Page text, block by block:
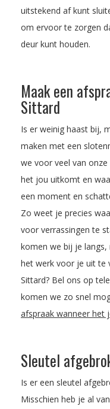
uitstekend af kunt
om ervoor te zorgen
deur kunt houden.
Maak een
Sittard
Is er weinig haast bij,
maken met een
we voor veel van
het jou uitkomt en
een moment en
Zo weet je precies
voor verrassingen te
komen we bij je
het werk voor je uit te
Sittard? Bel ons op
komen we zo snel
afspraak wanneer het
Sleutel
Is er een sleutel
Misschien heb je al